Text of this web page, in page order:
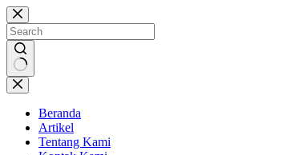
Skip
to
content
No
results
Beranda
Artikel
Tentang Kami